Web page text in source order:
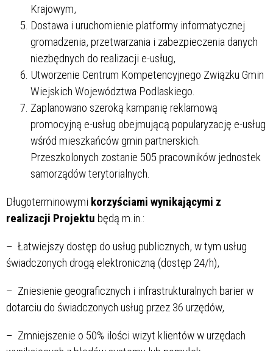
Krajowym,
Dostawa i uruchomienie platformy informatycznej
gromadzenia, przetwarzania i zabezpieczenia danych
niezbędnych do realizacji e-usług,
Utworzenie Centrum Kompetencyjnego Związku Gmin
Wiejskich Województwa Podlaskiego.
Zaplanowano szeroką kampanię reklamową
promocyjną e-usług obejmującą popularyzację e-usług
wśród mieszkańców gmin partnerskich.
Przeszkolonych zostanie 505 pracowników jednostek
samorządów terytorialnych.
Długoterminowymi korzyściami wynikającymi z
realizacji Projektu będą m.in.:
– Łatwiejszy dostęp do usług publicznych, w tym usług
świadczonych drogą elektroniczną (dostęp 24/h),
– Zniesienie geograficznych i infrastrukturalnych barier w
dotarciu do świadczonych usług przez 36 urzędów,
– Zmniejszenie o 50% ilości wizyt klientów w urzędach